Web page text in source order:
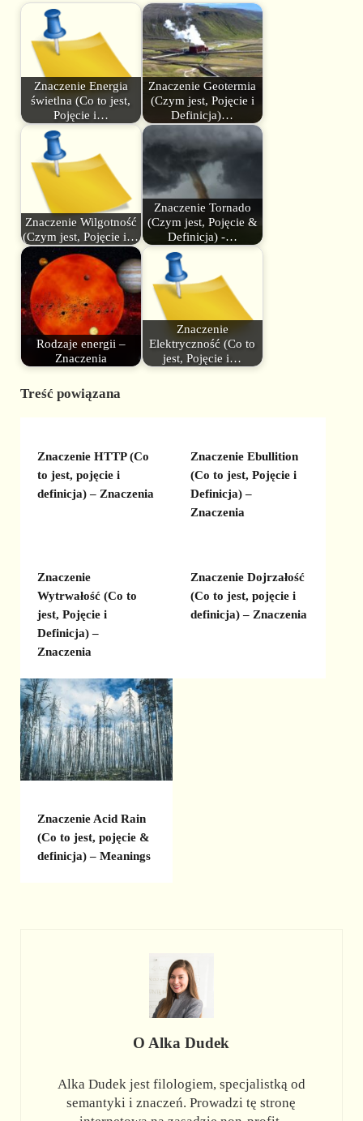
Znaczenie Energia
świetlna (Co to jest,
Pojęcie i…
Znaczenie Geotermia
(Czym jest, Pojęcie i
Definicja)…
Znaczenie Wilgotność
(Czym jest, Pojęcie i…
Znaczenie Tornado
(Czym jest, Pojęcie &
Definicja) -…
Rodzaje energii –
Znaczenia
Znaczenie
Elektryczność (Co to
jest, Pojęcie i…
Treść powiązana
Znaczenie HTTP (Co
to jest, pojęcie i
definicja) – Znaczenia
Znaczenie Ebullition
(Co to jest, Pojęcie i
Definicja) –
Znaczenia
Znaczenie
Wytrwałość (Co to
jest, Pojęcie i
Definicja) –
Znaczenia
Znaczenie Dojrzałość
(Co to jest, pojęcie i
definicja) – Znaczenia
Znaczenie Acid Rain
(Co to jest, pojęcie &
definicja) – Meanings
O Alka Dudek
Alka Dudek jest filologiem, specjalistką od
semantyki i znaczeń. Prowadzi tę stronę